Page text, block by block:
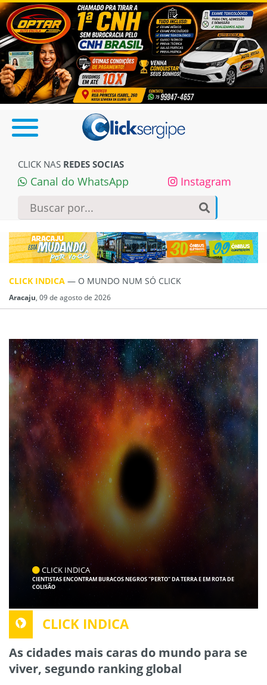
CLICK NAS REDES SOCIAS
Canal do WhatsApp Instagram
CLICK INDICA — O MUNDO NUM SÓ CLICK
Aracaju, 09 de agosto de 2026
CLICK INDICA
CIENTISTAS ENCONTRAM BURACOS NEGROS "PERTO" DA TERRA E EM ROTA DE
COLISÃO
CLICK INDICA
As cidades mais caras do mundo para se
viver, segundo ranking global